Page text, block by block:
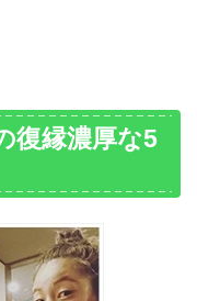
復縁濃厚な5